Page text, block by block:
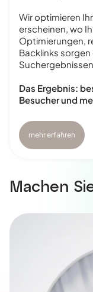
Wir optimieren
erscheinen, wo
Optimierungen,
Backlinks sorgen
Das Ergebnis:
Besucher und
mehr erfahren
Machen